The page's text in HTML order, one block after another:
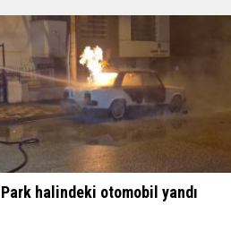
Park halindeki otomobil yandı